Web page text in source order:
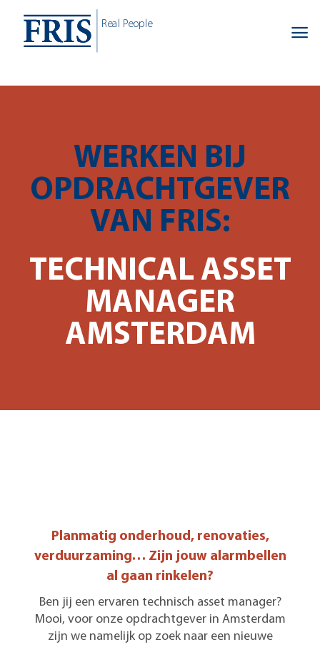
content
Real People
WERKEN BIJ
OPDRACHTGEVER
VAN FRIS:
TECHNICAL ASSET
MANAGER
AMSTERDAM
Planmatig onderhoud, renovaties,
verduurzaming… Zijn jouw alarmbellen
al gaan rinkelen?
Ben jij een ervaren technisch asset manager?
Mooi, voor onze opdrachtgever in Amsterdam
zijn we namelijk op zoek naar een nieuwe